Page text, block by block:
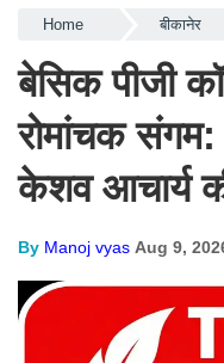
Home बीकानेर
बेसिक पीजी
रोमांचक संगम:
केशव आचार्य
By Manoj vyas Aug 9,